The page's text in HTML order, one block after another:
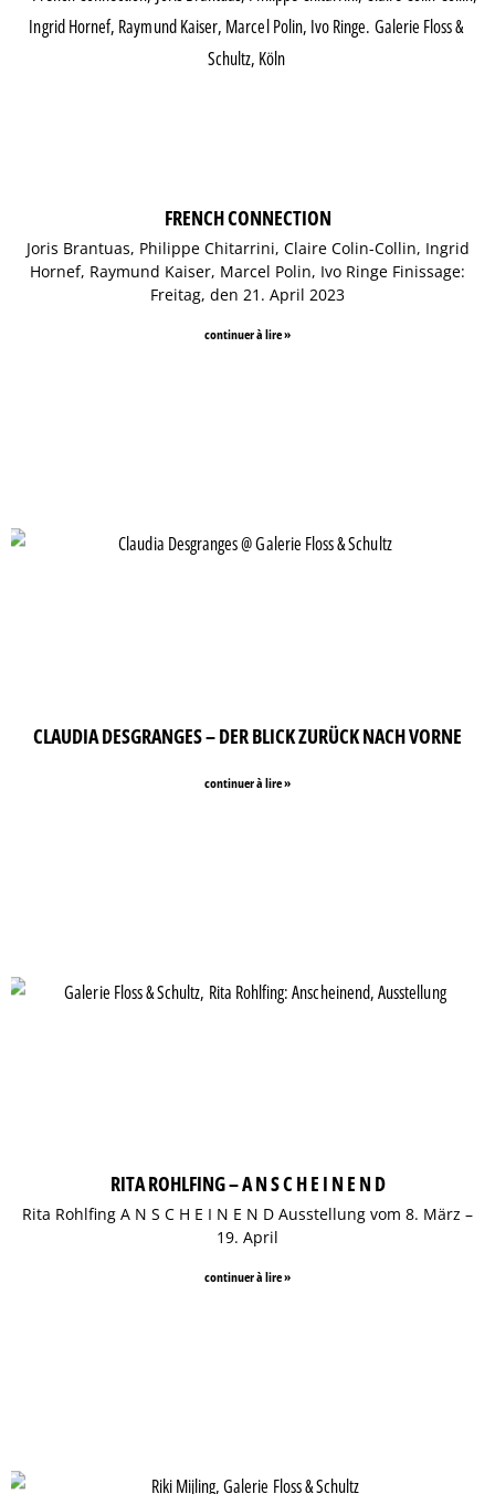
FRENCH CONNECTION
Joris Brantuas, Philippe Chitarrini, Claire Colin-Collin, Ingrid
Hornef, Raymund Kaiser, Marcel Polin, Ivo Ringe Finissage:
Freitag, den 21. April 2023
continuer à lire »
CLAUDIA DESGRANGES – DER BLICK ZURÜCK NACH VORNE
continuer à lire »
RITA ROHLFING – A N S C H E I N E N D
Rita Rohlfing A N S C H E I N E N D Ausstellung vom 8. März –
19. April
continuer à lire »